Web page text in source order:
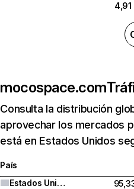
4,91
mocospace.com
Consulta la distribución
aprovechar los mercados
está en Estados Unidos
País
Estados Unidos